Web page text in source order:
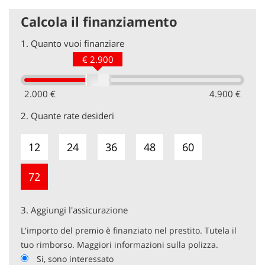
Calcola il finanziamento
1. Quanto vuoi finanziare
2.000 € 4.900 €
€ 2.900
2. Quante rate desideri
12 24 36 48 60
72
3. Aggiungi l'assicurazione
L'importo del premio è finanziato nel prestito. Tutela il
tuo rimborso. Maggiori informazioni sulla polizza.
Si, sono interessato